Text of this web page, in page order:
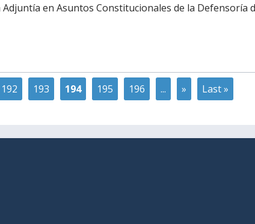
en Asuntos Constitucionales de la Defensoría
192 193 194 195 196 ... » Last »